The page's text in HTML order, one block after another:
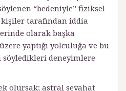
“bedeniyle” fiziksel
kişiler tarafından iddia
olarak başka
yaptığı yolculuğa ve bu
deneyimlere
olursak; astral seyahat